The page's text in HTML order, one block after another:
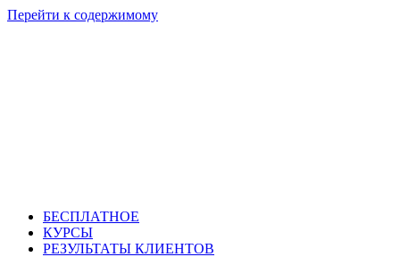
Перейти к содержимому
БЕСПЛАТНОЕ
КУРСЫ
РЕЗУЛЬТАТЫ КЛИЕНТОВ